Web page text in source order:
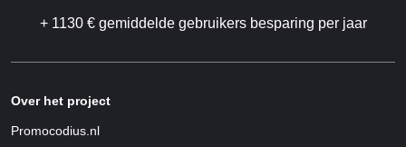
+ 1130 € gemiddelde gebruikers besparing per jaar
Over het project
Promocodius.nl